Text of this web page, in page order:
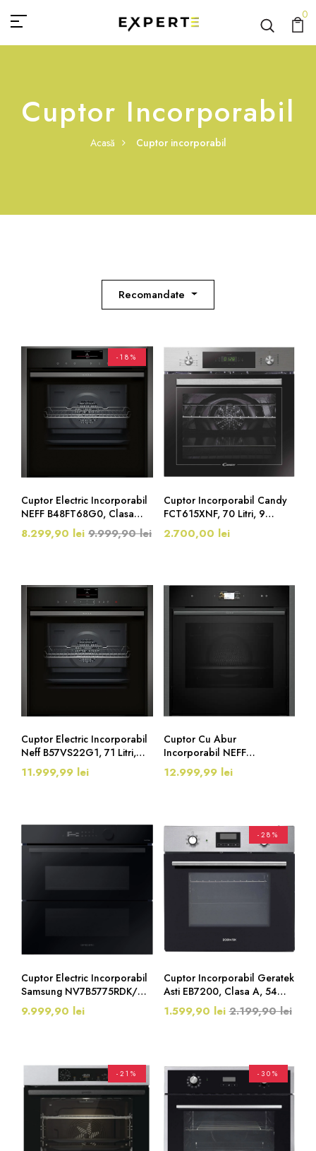
0
Cuptor Incorporabil
Acasă Cuptor incorporabil
Recomandate
-18%
Cuptor Electric Incorporabil
NEFF B48FT68G0, Clasa
A+, HomeConnect, 71 Litri,
Negru
8.299,90 lei 9.999,90 lei
Cuptor Incorporabil Candy
FCT615XNF, 70 Litri, 9
Programe, WIFI, Inox
2.700,00 lei
Cuptor Electric Incorporabil
Neff B57VS22G1, 71 Litri,
Piroliza, EasyClean, Gri
Grafit
11.999,99 lei
Cuptor Cu Abur
Incorporabil NEFF
BLE6470VSB, Clasa A+,
CircoTherm®, Piroliza,
12.999,99 lei
Cuptor Electric Incorporabil
Samsung NV7B5775RDK/U1,
Clasa A+, 9 Moduri De
Functionare, Dual Cook
Litri, Negru
9.999,90 lei
-28%
Cuptor Incorporabil Geratek
Asti EB7200, Clasa A, 54
Litri, 8 Funcții, Inox
1.599,90 lei 2.199,90 lei
-21% -30%